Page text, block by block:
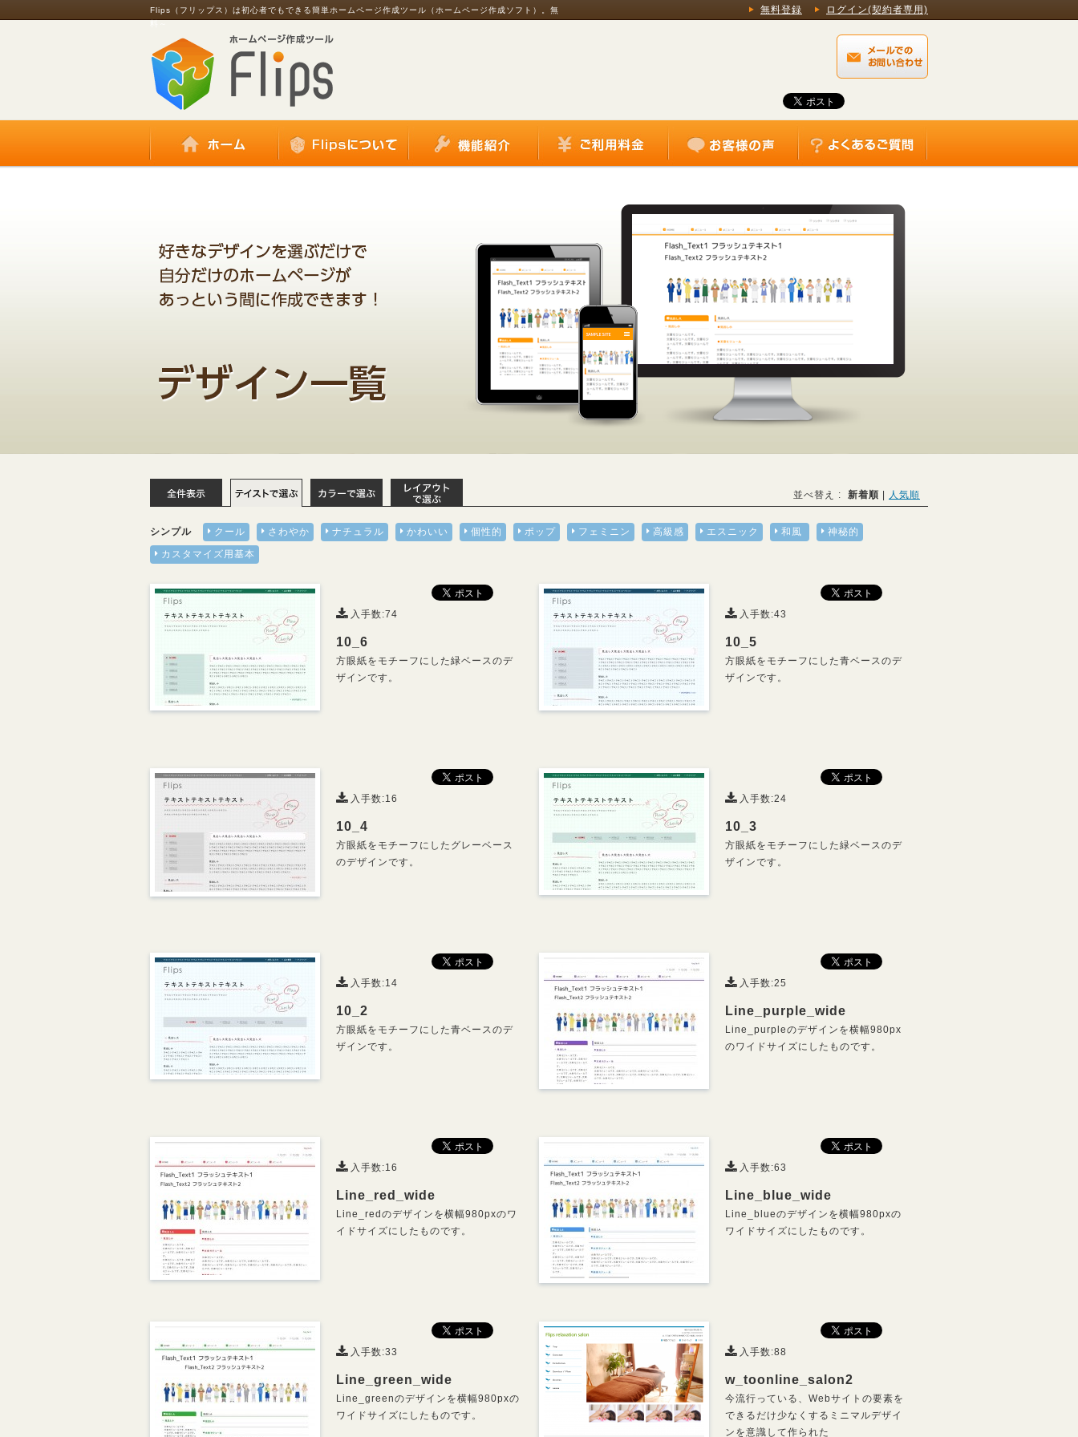
Flips（フリップス）は初心者でもできる簡単ホームページ作成ツール（ホームページ作成ソフト）。無
無料登録 ログイン(契約者専用)
シンプル クール さわやか ナチュラル かわいい 個性的 ポップ フェミニン 高級感 エスニック 和風
神秘的
カスタマイズ用基本
並べ替え : 新着順 人気順
入手数:74
10_6
方眼紙をモチーフにした緑ベースのデ
ザインです。
入手数:43
10_5
方眼紙をモチーフにした青ベースのデ
ザインです。
入手数:16
10_4
方眼紙をモチーフにしたグレーベース
のデザインです。
入手数:24
10_3
方眼紙をモチーフにした緑ベースのデ
ザインです。
入手数:14
10_2
方眼紙をモチーフにした青ベースのデ
ザインです。
入手数:25
Line_purple_wide
Line_purpleのデザインを横幅980px
のワイドサイズにしたものです。
入手数:16
Line_red_wide
Line_redのデザインを横幅980pxのワ
イドサイズにしたものです。
入手数:63
Line_blue_wide
Line_blueのデザインを横幅980pxの
ワイドサイズにしたものです。
入手数:33
Line_green_wide
Line_greenのデザインを横幅980pxの
ワイドサイズにしたものです。
入手数:88
w_toonline_salon2
今流行っている、Webサイトの要素を
できるだけ少なくするミニマルデザイ
ンを意識して作られた